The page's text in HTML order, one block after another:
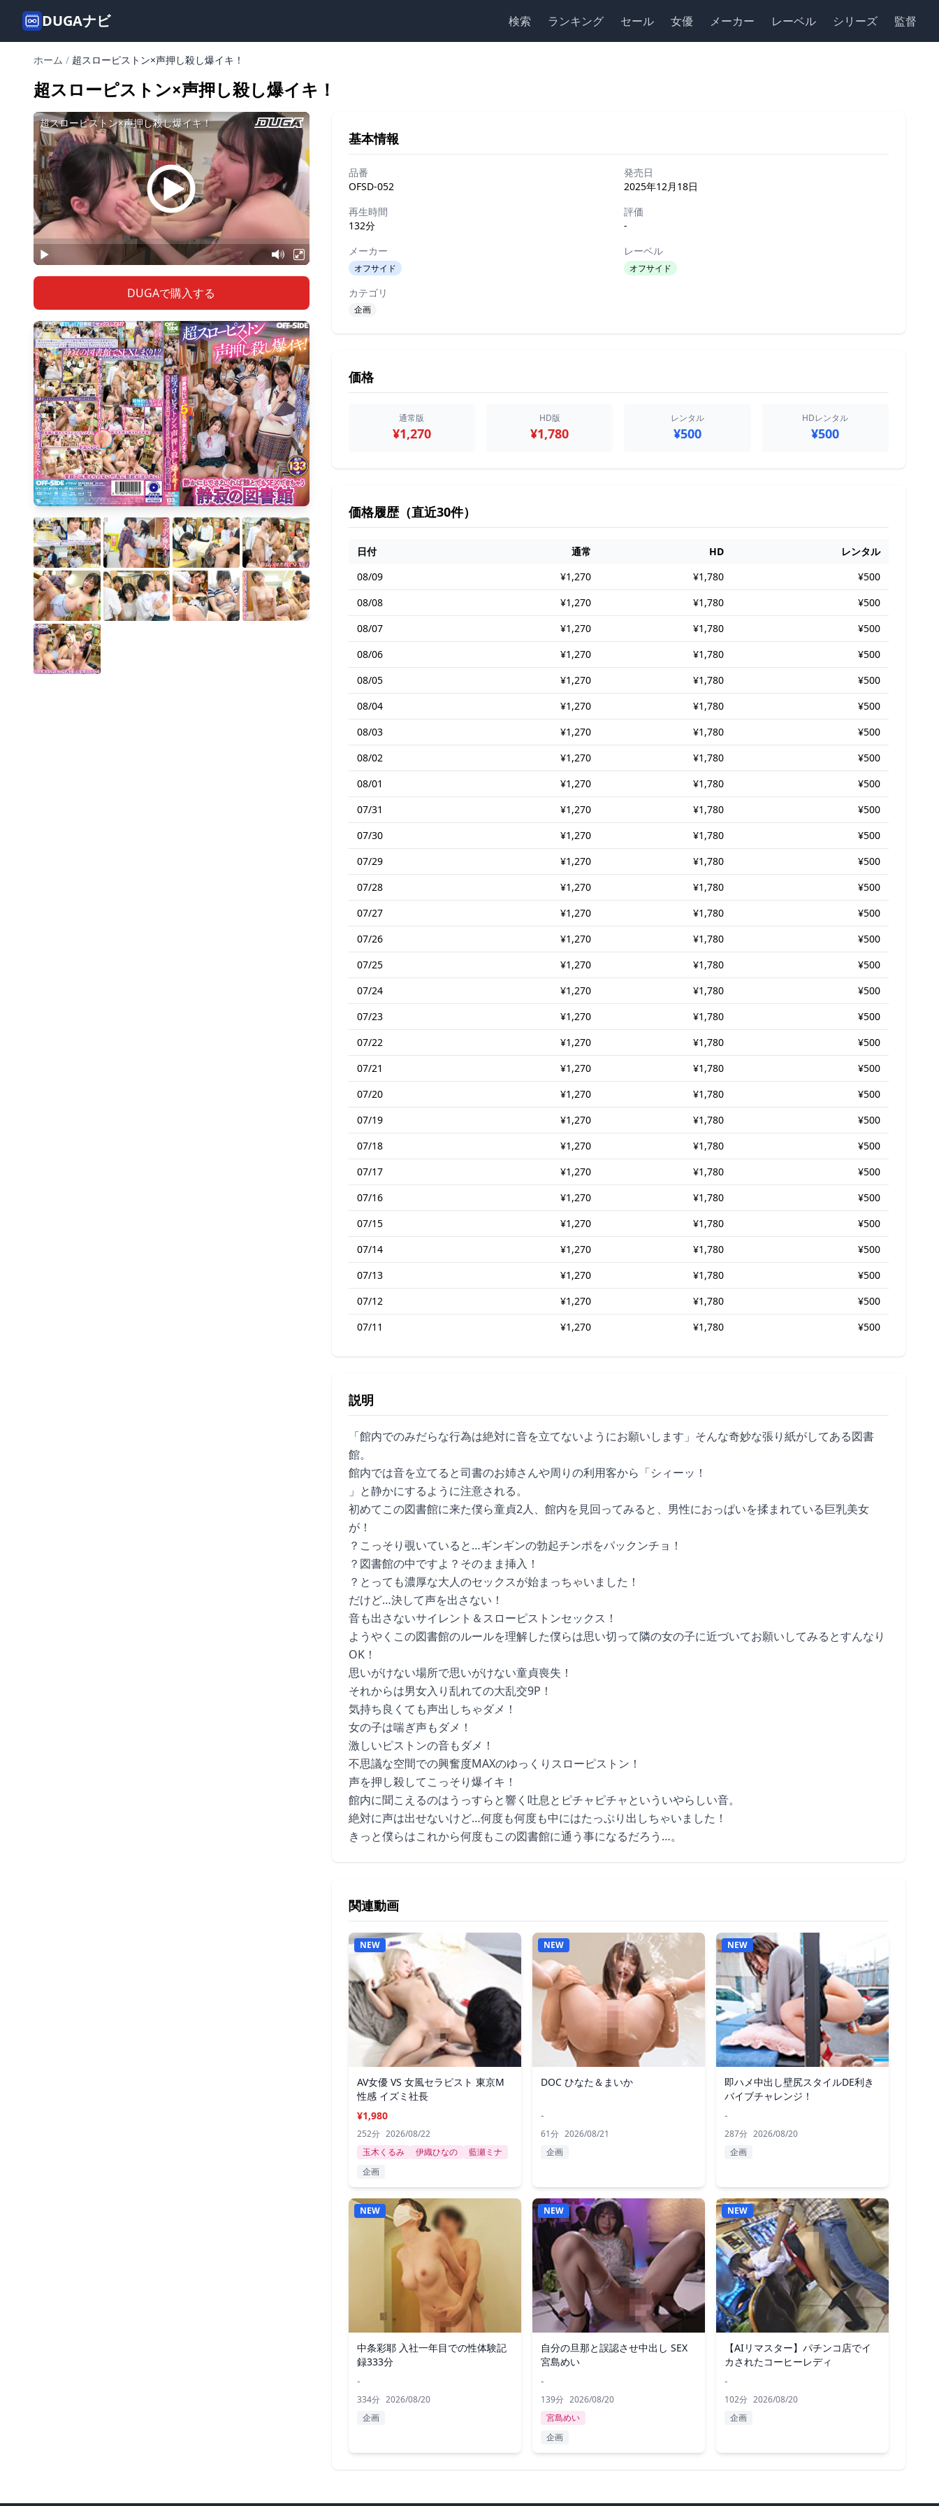
DUGAナビ 検索 ランキング セール 女優 メーカー レーベル シリーズ 監督
ホーム / 超スローピストン×声押し殺し爆イキ！
超スローピストン×声押し殺し爆イキ！
DUGAで購入する
基本情報
品番
OFSD-052
発売日
2025年12月18日
再生時間
132分
評価
-
メーカー
オフサイド
レーベル
オフサイド
カテゴリ
企画
価格
通常版
¥1,270
HD版
¥1,780
レンタル
¥500
HDレンタル
¥500
価格履歴（直近30件）
日付 通常 HD
レンタル
08/09
¥1,270 ¥1,780
¥500
08/08
¥1,270 ¥1,780
¥500
08/07
¥1,270 ¥1,780
¥500
08/06
¥1,270 ¥1,780
¥500
08/05
¥1,270 ¥1,780
¥500
08/04
¥1,270 ¥1,780
¥500
08/03
¥1,270 ¥1,780
¥500
08/02
¥1,270 ¥1,780
¥500
08/01
¥1,270 ¥1,780
¥500
07/31
¥1,270 ¥1,780
¥500
07/30
¥1,270 ¥1,780
¥500
07/29
¥1,270 ¥1,780
¥500
07/28
¥1,270 ¥1,780
¥500
07/27
¥1,270 ¥1,780
¥500
07/26
¥1,270 ¥1,780
¥500
07/25
¥1,270 ¥1,780
¥500
07/24
¥1,270 ¥1,780
¥500
07/23
¥1,270 ¥1,780
¥500
07/22
¥1,270 ¥1,780
¥500
07/21
¥1,270 ¥1,780
¥500
07/20
¥1,270 ¥1,780
¥500
07/19
¥1,270 ¥1,780
¥500
07/18
¥1,270 ¥1,780
¥500
07/17
¥1,270 ¥1,780
¥500
07/16
¥1,270 ¥1,780
¥500
07/15
¥1,270 ¥1,780
¥500
07/14
¥1,270 ¥1,780
¥500
07/13
¥1,270 ¥1,780
¥500
07/12
¥1,270 ¥1,780
¥500
07/11
¥1,270 ¥1,780 ¥500
説明
「館内でのみだらな行為は絶対に音を立てないようにお願いします」そんな奇妙な張り紙がしてある図書
館。
館内では音を立てると司書のお姉さんや周りの利用客から「シィーッ！
」と静かにするように注意される。
初めてこの図書館に来た僕ら童貞2人、館内を見回ってみると、男性におっぱいを揉まれている巨乳美女
が！
？こっそり覗いていると…ギンギンの勃起チンポをパックンチョ！
？図書館の中ですよ？そのまま挿入！
？とっても濃厚な大人のセックスが始まっちゃいました！
だけど…決して声を出さない！
音も出さないサイレント＆スローピストンセックス！
ようやくこの図書館のルールを理解した僕らは思い切って隣の女の子に近づいてお願いしてみるとすんなり
OK！
思いがけない場所で思いがけない童貞喪失！
それからは男女入り乱れての大乱交9P！
気持ち良くても声出しちゃダメ！
女の子は喘ぎ声もダメ！
激しいピストンの音もダメ！
不思議な空間での興奮度MAXのゆっくりスローピストン！
声を押し殺してこっそり爆イキ！
館内に聞こえるのはうっすらと響く吐息とピチャピチャといういやらしい音。
絶対に声は出せないけど…何度も何度も中にはたっぷり出しちゃいました！
きっと僕らはこれから何度もこの図書館に通う事になるだろう…。
関連動画
NEW
AV女優 VS 女風セラピスト 東京M
性感 イズミ社長
¥1,980
252分 2026/08/22
玉木くるみ
伊織ひなの
藍瀬ミナ
企画
NEW
DOC ひなた＆まいか
-
61分 2026/08/21
企画
NEW
即ハメ中出し壁尻スタイルDE利き
バイブチャレンジ！
-
287分 2026/08/20
企画
NEW
中条彩耶 入社一年目での性体験記
録333分
-
334分 2026/08/20
企画
NEW
自分の旦那と誤認させ中出し SEX
宮島めい
-
139分 2026/08/20
宮島めい
企画
NEW
【AIリマスター】パチンコ店でイ
カされたコーヒーレディ
-
102分 2026/08/20
企画